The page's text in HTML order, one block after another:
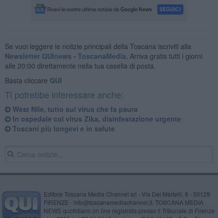
Se vuoi leggere le notizie principali della Toscana iscriviti alla
Newsletter QUInews - ToscanaMedia. Arriva gratis tutti i giorni
alle 20:00 direttamente nella tua casella di posta.
Basta cliccare QUI
Ti potrebbe interessare anche:
West Nile, tutto sul virus che fa paura
In ospedale col virus Zika, disinfestazione urgente
Toscani più longevi e in salute
Editore Toscana Media Channel srl - Via Dei Martelli, 8 - 50129
FIRENZE - info@toscanamediachannel.it. TOSCANA MEDIA
NEWS quotidiano on line registrato presso il Tribunale di Firenze